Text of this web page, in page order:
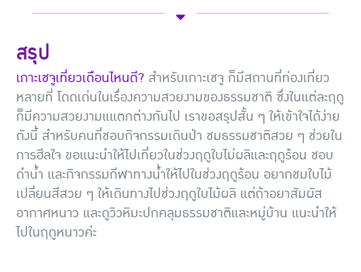
สรุป
เกาะเชจูเที่ยวเดือนไหนดี? สำหรับเกาะเชจู ก็มีสถานที่ท่องเที่ยว
หลายที่ โดดเด่นในเรื่องความสวยงามของธรรมชาติ ซึ่งในแต่ละฤดู
ก็มีความสวยงามแแตกต่างกันไป เราขอสรุปสั้น ๆ ให้เข้าใจได้ง่าย
ดังนี้ สำหรับคนที่ชอบกิจกรรมเดินป่า ชมธรรมชาติสวย ๆ ช่วยใน
การฮีลใจ ขอแนะนำให้ไปเที่ยวในช่วงฤดูใบไม่ผลิและฤดูร้อน ชอบ
ดำน้ำ และกิจกรรมกีฬาทางน้ำให้ไปในช่วงฤดูร้อน อยากชมใบไม้
เปลี่ยนสีสวย ๆ ให้เดินทางไปช่วงฤดูใบไม้ผลิ แต่ถ้าอยาสัมผัส
อากาศหนาว และดูวิวหิมะปกคลุมธรรมชาติและหมู่บ้าน แนะนำให้
ไปในฤดูหนาวค่ะ